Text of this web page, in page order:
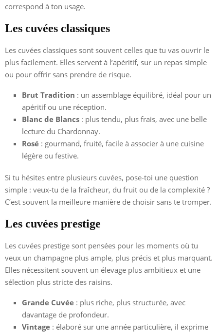
correspond à ton usage.
Les cuvées classiques
Les cuvées classiques sont souvent celles que tu vas ouvrir le
plus facilement. Elles servent à l’apéritif, sur un repas simple
ou pour offrir sans prendre de risque.
Brut Tradition : un assemblage équilibré, idéal pour un
apéritif ou une réception.
Blanc de Blancs : plus tendu, plus frais, avec une belle
lecture du Chardonnay.
Rosé : gourmand, fruité, facile à associer à une cuisine
légère ou festive.
Si tu hésites entre plusieurs cuvées, pose-toi une question
simple : veux-tu de la fraîcheur, du fruit ou de la complexité ?
C’est souvent la meilleure manière de choisir sans te tromper.
Les cuvées prestige
Les cuvées prestige sont pensées pour les moments où tu
veux un champagne plus ample, plus précis et plus marquant.
Elles nécessitent souvent un élevage plus ambitieux et une
sélection plus stricte des raisins.
Grande Cuvée : plus riche, plus structurée, avec
davantage de profondeur.
Vintage : élaboré sur une année particulière, il exprime